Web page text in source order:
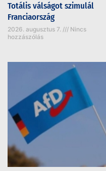
Totális válságot szimulál
Franciaország
2026. augusztus 7.
Nincs
hozzászólás